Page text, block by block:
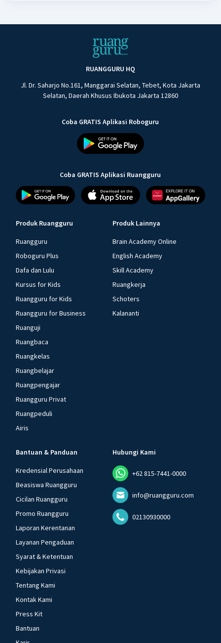
RUANGGURU HQ
Jl. Dr. Saharjo No.161, Manggarai Selatan, Tebet, Kota Jakarta
Selatan, Daerah Khusus Ibukota Jakarta 12860
Coba GRATIS Aplikasi Roboguru
Coba GRATIS Aplikasi Ruangguru
Produk Ruangguru
Ruangguru
Roboguru Plus
Dafa dan Lulu
Kursus for Kids
Ruangguru for Kids
Ruangguru for Business
Ruanguji
Ruangbaca
Ruangkelas
Ruangbelajar
Ruangpengajar
Ruangguru Privat
Ruangpeduli
Airis
Produk Lainnya
Brain Academy Online
English Academy
Skill Academy
Ruangkerja
Schoters
Kalananti
Bantuan & Panduan
Kredensial Perusahaan
Beasiswa Ruangguru
Cicilan Ruangguru
Promo Ruangguru
Laporan Kerentanan
Layanan Pengaduan
Syarat & Ketentuan
Kebijakan Privasi
Tentang Kami
Kontak Kami
Press Kit
Bantuan
Hubungi Kami
+62 815-7441-0000
info@ruangguru.com
02130930000